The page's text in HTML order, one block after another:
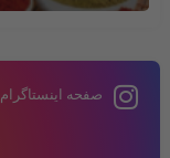
صفحه اینستاگرام